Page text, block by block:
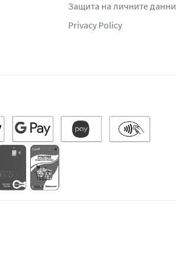
Защита на личните данни
Privacy Policy